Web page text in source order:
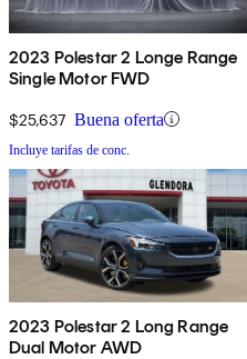
2023 Polestar 2 Longe Range
Single Motor FWD
$25,637 Buena oferta
Incluye tarifas de conc.
2023 Polestar 2 Long Range
Dual Motor AWD